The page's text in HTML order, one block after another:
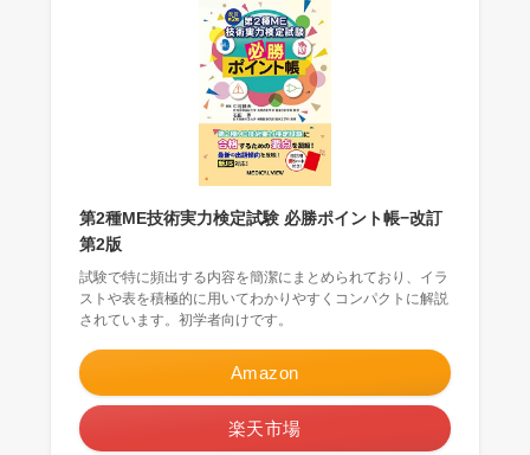
第2種ME技術実力検定試験 必勝ポイント帳−改訂
第2版
試験で特に頻出する内容を簡潔にまとめられており、イラ
ストや表を積極的に用いてわかりやすくコンパクトに解説
されています。初学者向けです。
Amazon
楽天市場